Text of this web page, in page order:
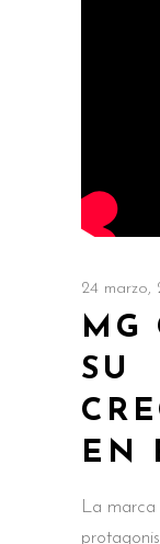
24 marzo,
MG
SU
EN
La